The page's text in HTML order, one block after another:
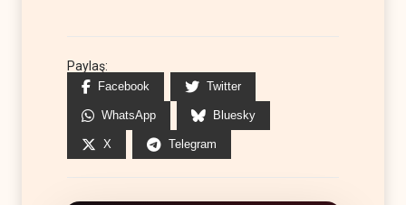
Paylaş:
Facebook Twitter
WhatsApp Bluesky
X Telegram